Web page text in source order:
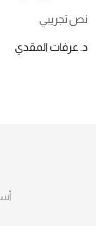
نص تجريبي
د. عرفات المقدي